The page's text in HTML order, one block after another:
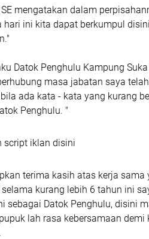
mengatakan dalam
hari ini kita dapat berkumpul
Datok Penghulu Kampung
masa jabatan saya
ada kata - kata yang kurang
Penghulu. "
script iklan disini
terima kasih atas kerja
kurang lebih 6 tahun ini
sebagai Datok Penghulu, disini
lah rasa kebersamaan